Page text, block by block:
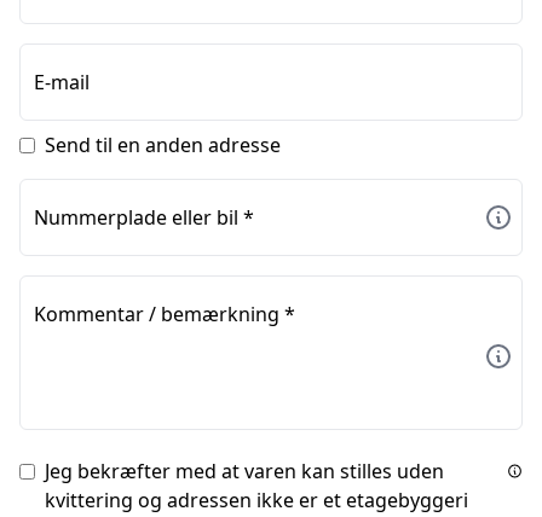
E-mail
Send til en anden adresse
Nummerplade eller bil *
Kommentar / bemærkning *
Jeg bekræfter med at varen kan stilles uden
kvittering og adressen ikke er et etagebyggeri